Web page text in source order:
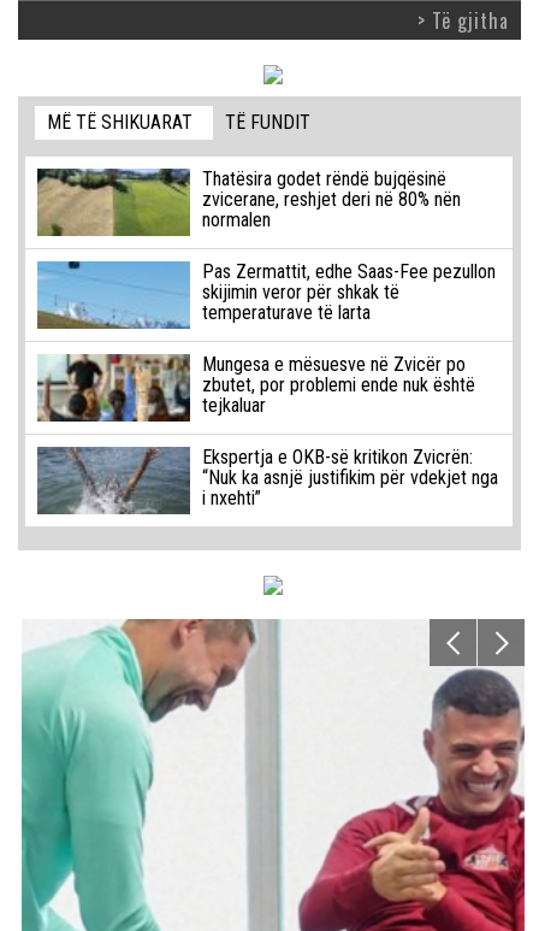
> Të gjitha
MË TË SHIKUARAT TË FUNDIT
Thatësira godet rëndë bujqësinë
zvicerane, reshjet deri në 80% nën
normalen
Pas Zermattit, edhe Saas-Fee pezullon
skijimin veror për shkak të
temperaturave të larta
Mungesa e mësuesve në Zvicër po
zbutet, por problemi ende nuk është
tejkaluar
Ekspertja e OKB-së kritikon Zvicrën:
“Nuk ka asnjë justifikim për vdekjet nga
i nxehti”